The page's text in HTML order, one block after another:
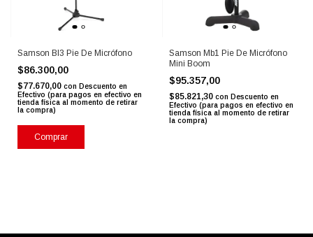
Samson Bl3 Pie De Micrófono
$86.300,00
$77.670,00 con Descuento en
Efectivo (para pagos en efectivo en
tienda física al momento de retirar
la compra)
Comprar
Samson Mb1 Pie De Micrófono
Mini Boom
$95.357,00
$85.821,30 con Descuento en
Efectivo (para pagos en efectivo en
tienda física al momento de retirar
la compra)